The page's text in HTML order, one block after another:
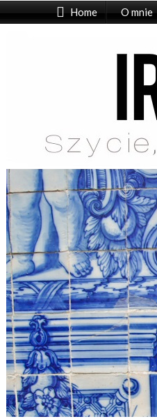
Home O mnie